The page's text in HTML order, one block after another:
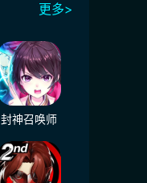
更多>
封神召唤师